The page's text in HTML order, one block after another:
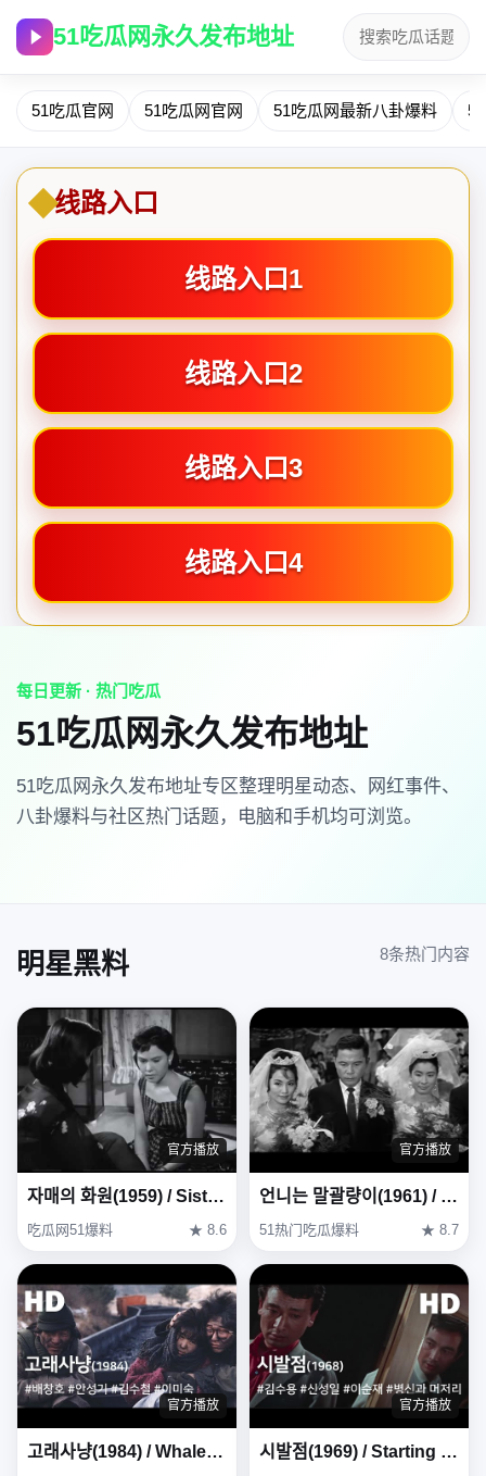
51吃瓜网永久发布地址
51吃瓜官网 51吃瓜网官网 51吃瓜网最新八卦爆料
线路入口
线路入口1
线路入口2
线路入口3
线路入口4
每日更新 · 热门吃瓜
51吃瓜网永久发布地址
51吃瓜网永久发布地址专区整理明星动态、网红事件、
八卦爆料与社区热门话题，电脑和手机均可浏览。
明星黑料 8条热门内容
官方播放
자매의 화원(1959) / Sisters' Garden (Jamaeui Hwawon)
吃瓜网51爆料 ★ 8.6
官方播放
언니는 말괄량이(1961) / My Sister Is a Hussy ( Eonni-neun Malgwallyang-i )
51热门吃瓜爆料 ★ 8.7
官方播放
고래사냥(1984) / Whale Hunting (Goraesanyang)
官方播放
시발점(1969) / Starting Point (Sibaljeom)